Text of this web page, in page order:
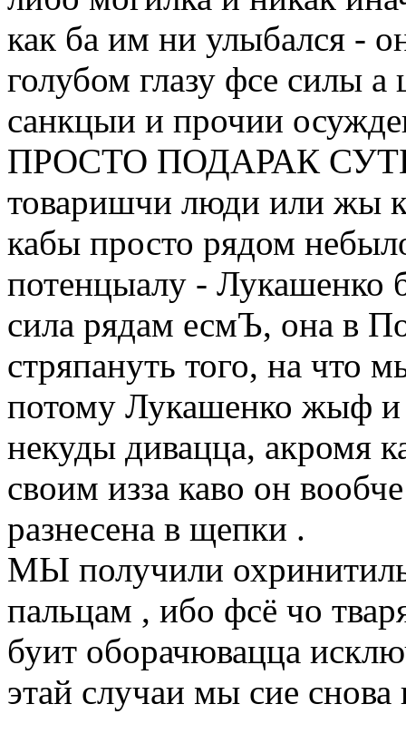
как ба им ни улыбался -
голубом глазу фсе силы
санкцыи и прочии
ПРОСТО ПОДАРАК
товаришчи люди или жы
кабы просто рядом
потенцыалу - Лукашенко
сила рядам есмЪ, она в
стряпануть того, на что
потому Лукашенко жыф и
некуды дивацца, акромя
своим изза каво он
разнесена в щепки .
МЫ получили
пальцам , ибо фсё чо
буит оборачювацца
этай случаи мы сие